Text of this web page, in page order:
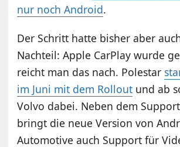
nur noch Android.
Der Schritt hatte bisher aber
Nachteil: Apple CarPlay wurde
reicht man das nach. Polestar
im Juni mit dem Rollout und ab
Volvo dabei. Neben dem
bringt die neue Version von
Automotive auch Support für